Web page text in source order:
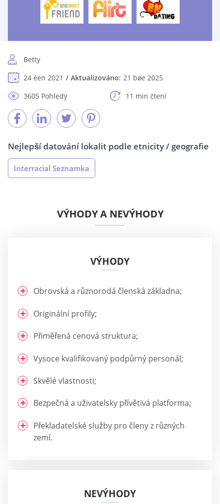
Betty
24 èen 2021
Aktualizováno: 21 bøe 2025
3605 Pohledy
11 min čtení
Nejlepší datování lokalit podle etnicity / geografie
Interracial Seznamka
VÝHODY A NEVÝHODY
VÝHODY
Obrovská a různorodá členská základna;
Originální profily;
Přiměřená cenová struktura;
Vysoce kvalifikovaný podpůrný personál;
Skvělé vlastnosti;
Bezpečná a uživatelsky přívětivá platforma;
Překladatelské služby pro členy z různých
zemí.
NEVÝHODY